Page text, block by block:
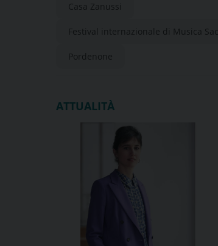
Casa Zanussi
Festival internazionale di Musica
Pordenone
ATTUALITÀ